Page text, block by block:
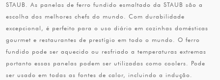
STAUB. As panelas de ferro fundido esmaltado da STAUB são a
escolha dos melhores chefs do mundo. Com durabilidade
excepcional, é perfeito para o uso diário em cozinhas domésticas
gourmet e restaurantes de prestígio em todo o mundo. O ferro
fundido pode ser aquecido ou resfriado a temperaturas extremas
portanto essas panelas podem ser utilizadas como coolers. Pode
ser usado em todas as fontes de calor, incluindo a indução.